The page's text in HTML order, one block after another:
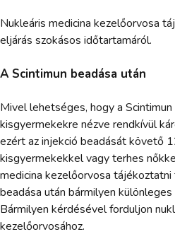
Nukleáris medicina kezelőorvosa
eljárás szokásos időtartamáról.
A Scintimun beadása után
Mivel lehetséges, hogy a
kisgyermekekre nézve rendkívül
ezért az injekció beadását követő
kisgyermekekkel vagy terhes
medicina kezelőorvosa
beadása után bármilyen
Bármilyen kérdésével forduljon
kezelőorvosához.